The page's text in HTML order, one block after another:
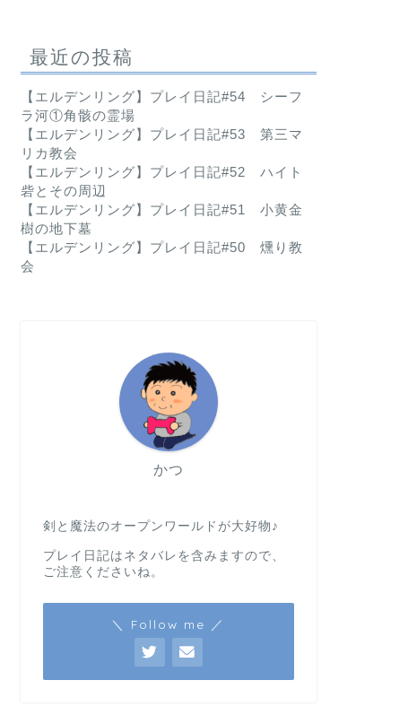
最近の投稿
【エルデンリング】プレイ日記#54 シーフ
ラ河①角骸の霊場
【エルデンリング】プレイ日記#53 第三マ
リカ教会
【エルデンリング】プレイ日記#52 ハイト
砦とその周辺
【エルデンリング】プレイ日記#51 小黄金
樹の地下墓
【エルデンリング】プレイ日記#50 燻り教
会
かつ
剣と魔法のオープンワールドが大好物♪
プレイ日記はネタバレを含みますので、
ご注意くださいね。
＼ Follow me ／